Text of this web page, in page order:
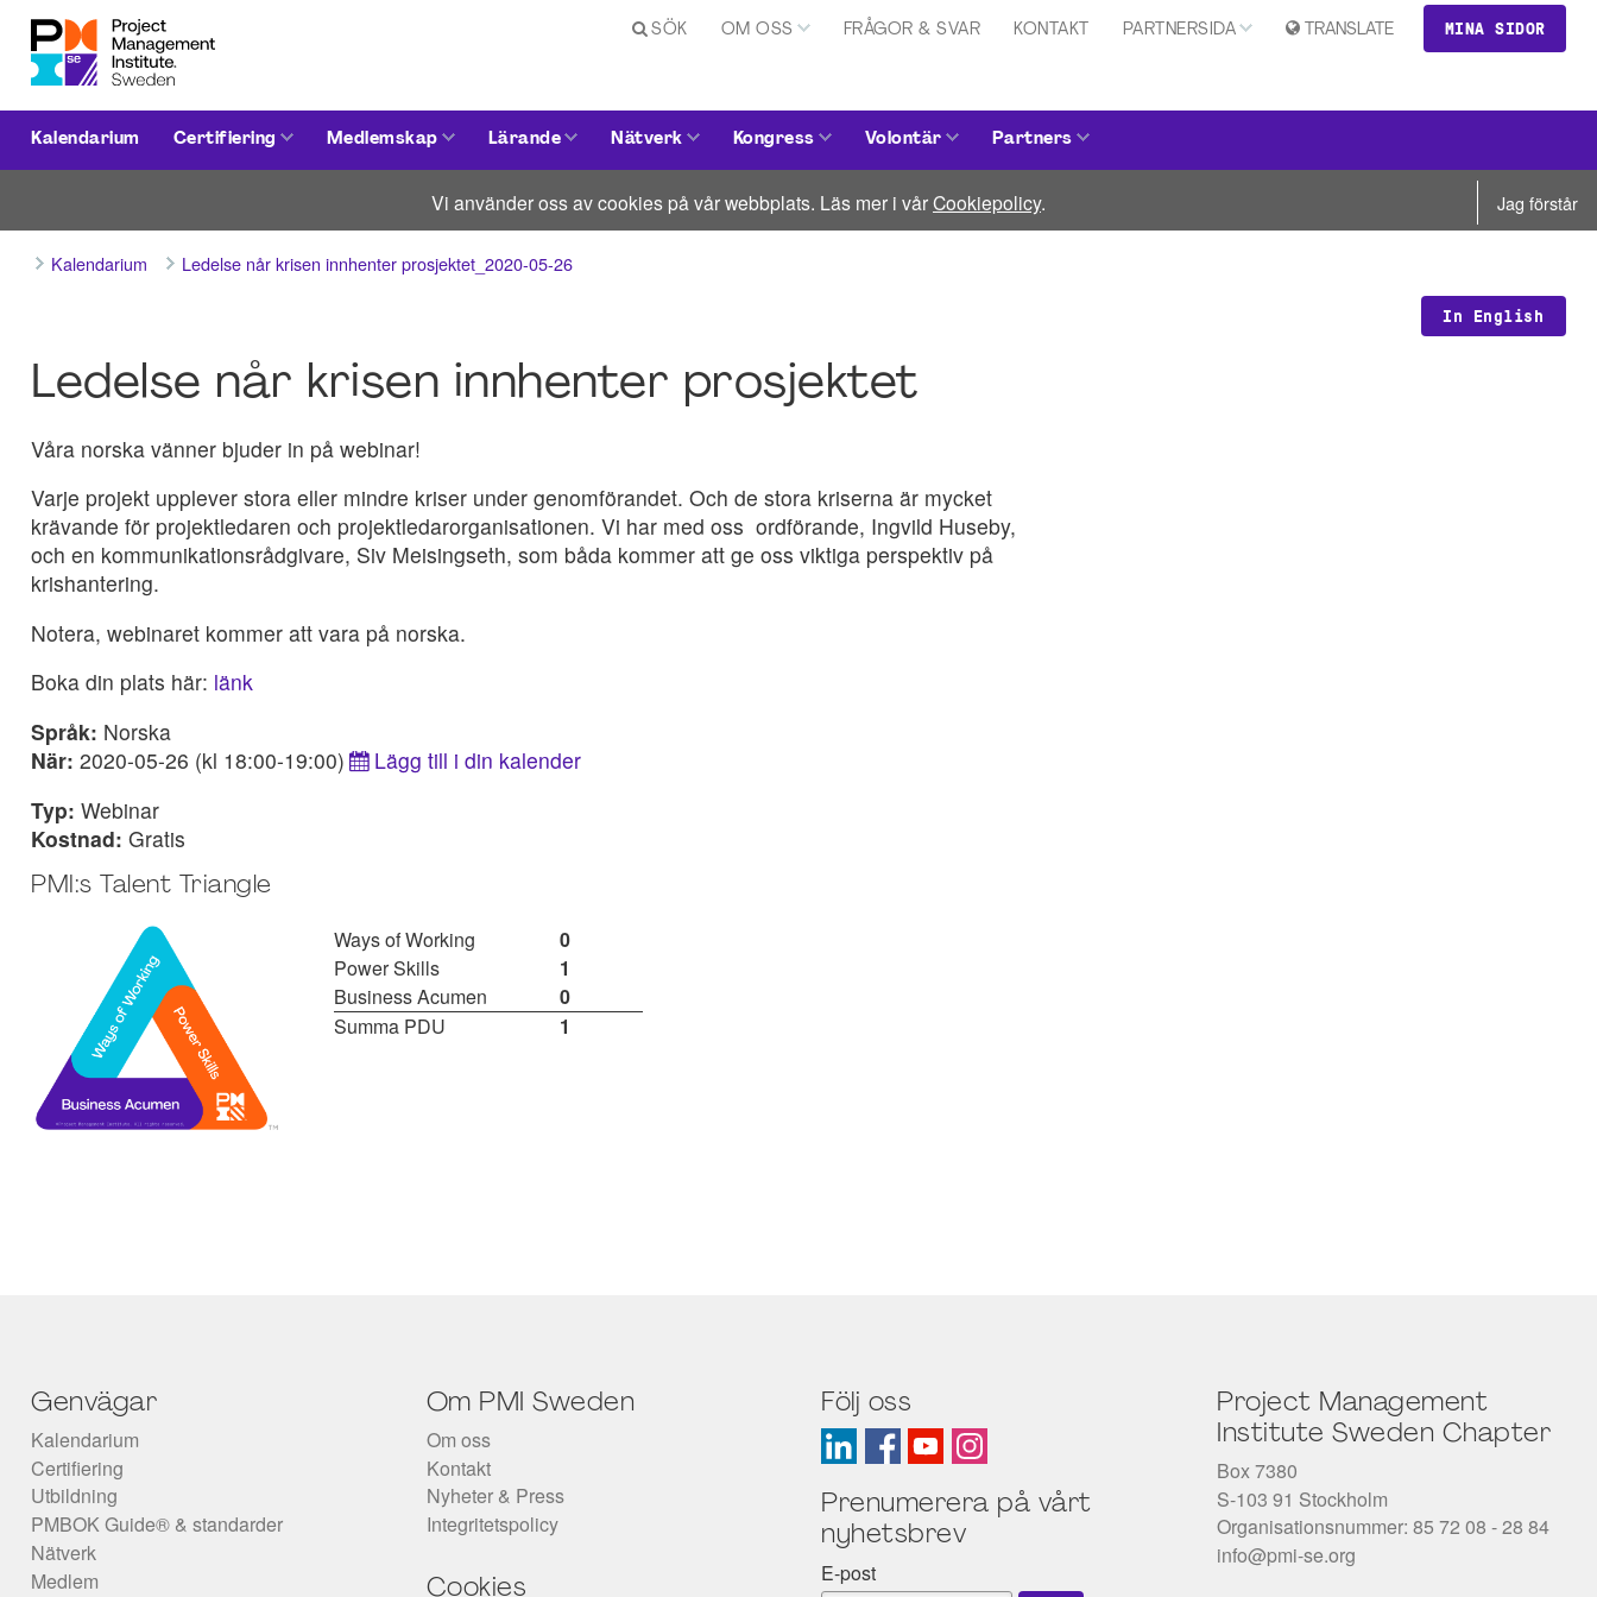
MINA SIDOR
TRANSLATE
SÖK OM OSS FRÅGOR & SVAR KONTAKT PARTNERSIDA
Kalendarium Certifiering Medlemskap Lärande Nätverk Kongress Volontär Partners
Vi använder oss av cookies på vår webbplats. Läs mer i vårCookiepolicy. Jag förstår
Kalendarium Ledelse når krisen innhenter prosjektet_2020-05-26
In English
Ledelse når krisen innhenter prosjektet
Våra norska vänner bjuder in på webinar!
Varje projekt upplever stora eller mindre kriser under genomförandet. Och de stora kriserna är mycket
krävande för projektledaren och projektledarorganisationen. Vi har med oss ordförande, Ingvild Huseby,
och en kommunikationsrådgivare, Siv Meisingseth, som båda kommer att ge oss viktiga perspektiv på
krishantering.
Notera, webinaret kommer att vara på norska.
Boka din plats här: länk
Språk: Norska
När: 2020-05-26 (kl 18:00-19:00)
Lägg till i din kalender
Typ: Webinar
Kostnad: Gratis
PMI:s Talent Triangle
Ways of Working
0
Power Skills
1
Business Acumen
0
Summa PDU
1
Genvägar
Kalendarium
Certifiering
Utbildning
PMBOK Guide® & standarder
Nätverk
Medlem
Om PMI Sweden
Om oss
Kontakt
Nyheter & Press
Integritetspolicy
Cookies
Följ oss
Prenumerera på vårt
nyhetsbrev
E-post
Project Management
Institute Sweden Chapter
Box 7380
S-103 91 Stockholm
Organisationsnummer: 85 72 08 - 28 84
info@pmi-se.org